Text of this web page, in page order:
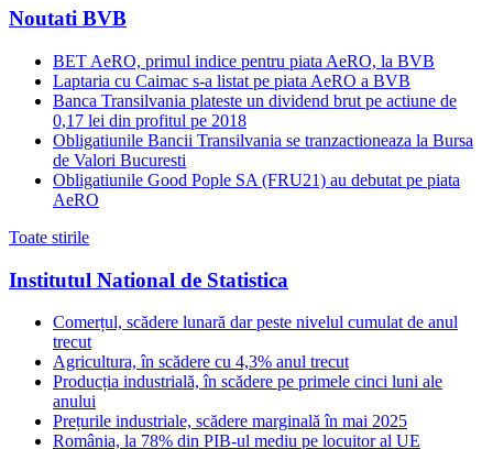
Noutati BVB
BET AeRO, primul indice pentru piata AeRO, la BVB
Laptaria cu Caimac s-a listat pe piata AeRO a BVB
Banca Transilvania plateste un dividend brut pe actiune de
0,17 lei din profitul pe 2018
Obligatiunile Bancii Transilvania se tranzactioneaza la Bursa
de Valori Bucuresti
Obligatiunile Good Pople SA (FRU21) au debutat pe piata
AeRO
Toate stirile
Institutul National de Statistica
Comerțul, scădere lunară dar peste nivelul cumulat de anul
trecut
Agricultura, în scădere cu 4,3% anul trecut
Producția industrială, în scădere pe primele cinci luni ale
anului
Prețurile industriale, scădere marginală în mai 2025
România, la 78% din PIB-ul mediu pe locuitor al UE